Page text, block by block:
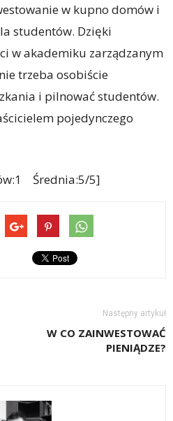
w kupno domów i
studentów. Dzięki
w akademiku zarządzanym
trzeba osobiście
i pilnować studentów.
pojedynczego
Średnia:5/5]
Następny artykuł
W CO ZAINWESTOWAĆ
PIENIĄDZE?